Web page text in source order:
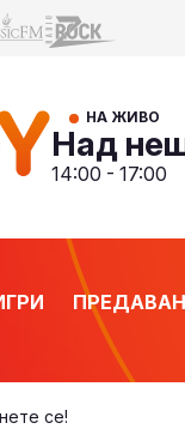
НА ЖИВО
Над
14:00 - 17:00
се!